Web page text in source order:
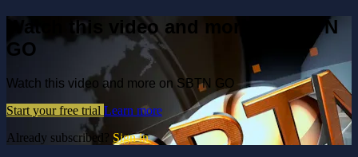
Watch this video and more on SBTN
GO
Watch this video and more on SBTN GO
Start your free trial Learn more
Already subscribed? Sign in